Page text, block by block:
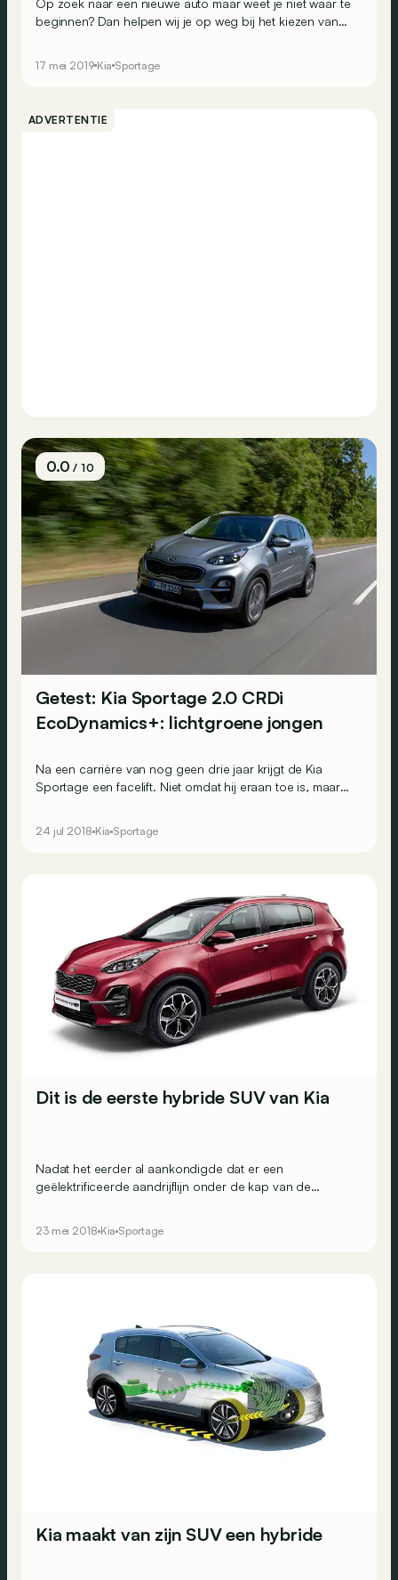
beginnen? Dan helpen wij je op weg bij het kiezen van
17 mei 2019 Kia Sportage
ADVERTENTIE
0.0/ 10
Getest: Kia Sportage 2.0 CRDi
EcoDynamics+: lichtgroene jongen
Na een carrière van nog geen drie jaar krijgt de Kia
Sportage een facelift. Niet omdat hij eraan toe is, maar
24 jul 2018 Kia Sportage
Dit is de eerste hybride SUV van Kia
Nadat het eerder al aankondigde dat er een
geëlektrificeerde aandrijflijn onder de kap van de
Koreaanse constructeur.
23 mei 2018 Kia Sportage
Kia maakt van zijn SUV een hybride